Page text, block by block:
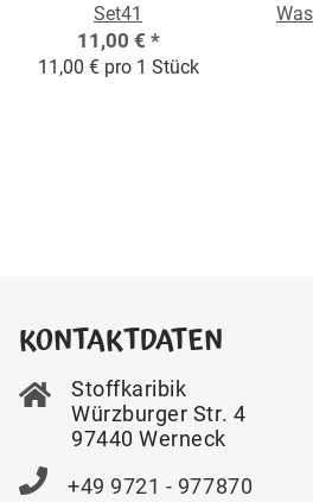
Set41
11,00 € *
11,00 € pro 1 Stück
KONTAKTDATEN
Stoffkaribik
Würzburger Str. 4
97440 Werneck
+49 9721 - 977870